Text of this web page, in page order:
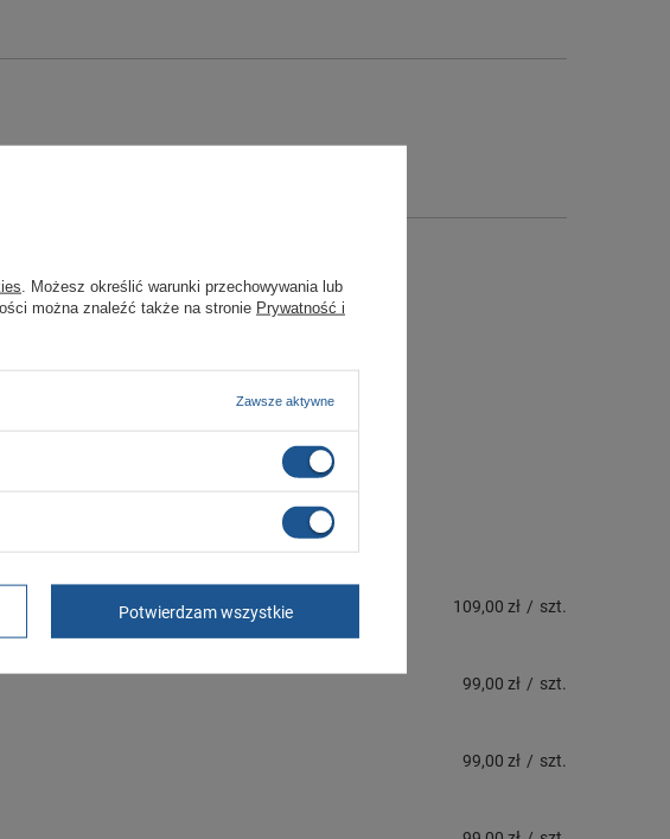
109,00 zł / szt.
99,00 zł / szt.
99,00 zł / szt.
. Możesz określić warunki przechowywania lub
można znaleźć także na stronie Prywatność i
Zawsze aktywne
Potwierdzam wszystkie